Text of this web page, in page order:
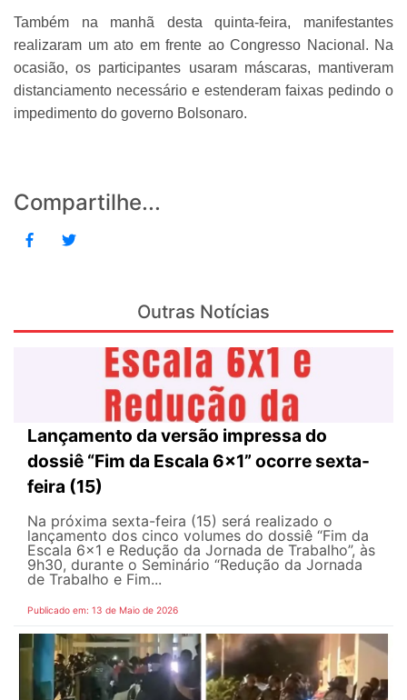
Também na manhã desta quinta-feira, manifestantes
realizaram um ato em frente ao Congresso Nacional. Na
ocasião, os participantes usaram máscaras, mantiveram
distanciamento necessário e estenderam faixas pedindo o
impedimento do governo Bolsonaro.
Compartilhe...
Outras Notícias
Lançamento da versão impressa do
dossiê “Fim da Escala 6×1” ocorre sexta-
feira (15)
Na próxima sexta-feira (15) será realizado o
lançamento dos cinco volumes do dossiê “Fim da
Escala 6×1 e Redução da Jornada de Trabalho”, às
9h30, durante o Seminário “Redução da Jornada
de Trabalho e Fim...
Publicado em: 13 de Maio de 2026